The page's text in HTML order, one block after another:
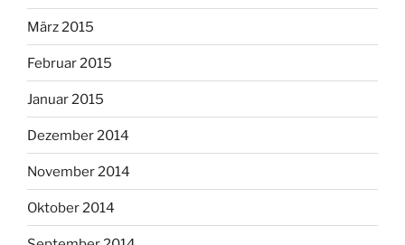
März 2015
Februar 2015
Januar 2015
Dezember 2014
November 2014
Oktober 2014